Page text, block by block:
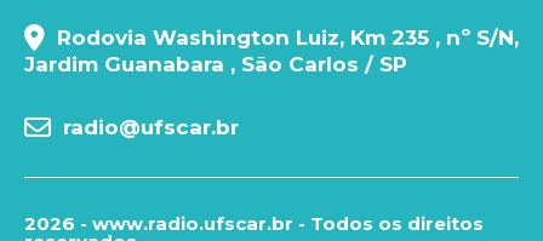
Rodovia Washington Luiz, Km 235 , nº S/N,
Jardim Guanabara , São Carlos / SP
radio@ufscar.br
2026 - www.radio.ufscar.br - Todos os direitos